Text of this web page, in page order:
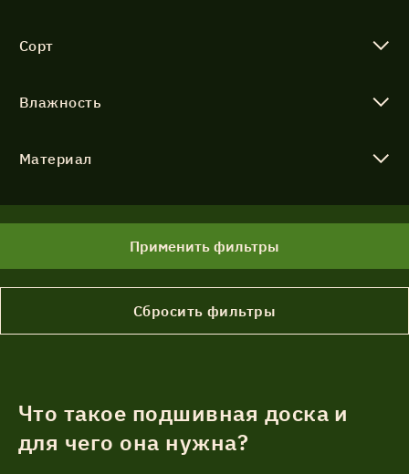
Сорт
Влажность
Материал
Применить фильтры
Сбросить фильтры
Что такое подшивная доска и
для чего она нужна?